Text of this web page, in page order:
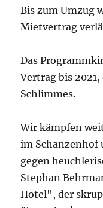
Bis zum Umzug
Mietvertrag
Das
Vertrag bis
Schlimmes.
Wir kämpfen
im Schanzenhof
gegen
Stephan
Hotel", der